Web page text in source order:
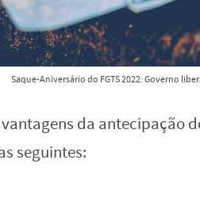
Saque-Aniversário do FGTS 2022: Governo
da antecipação
seguintes: